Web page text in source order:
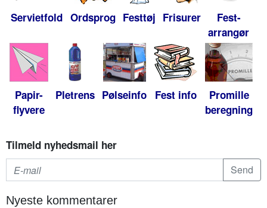
Servietfold Ordsprog Festtøj Frisurer
Fest-
arrangør
Papir-
flyvere
Pletrens Pølseinfo Fest info
Promille
beregning
Tilmeld nyhedsmail her
Nyeste kommentarer